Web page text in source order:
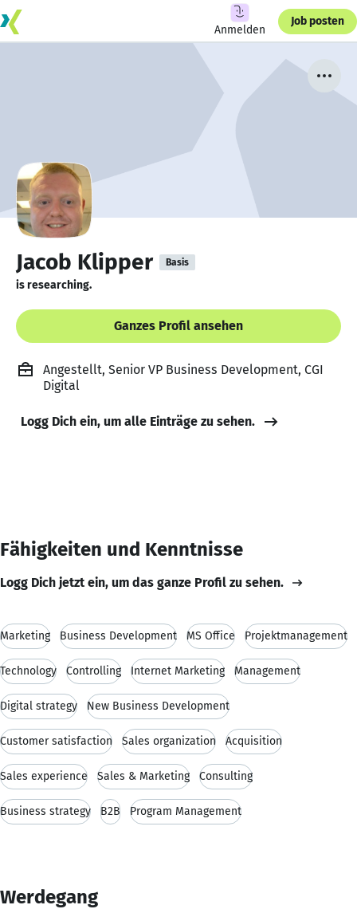
Anmelden
Job posten
Jacob Klipper Basis
is researching.
Ganzes Profil ansehen
Angestellt, Senior VP Business Development, CGI
Digital
Logg Dich ein, um alle Einträge zu sehen.
Fähigkeiten und Kenntnisse
Logg Dich jetzt ein, um das ganze Profil zu sehen.
Marketing Business Development MS Office Projektmanagement
Technology Controlling Internet Marketing Management
Digital strategy New Business Development
Customer satisfaction Sales organization Acquisition
Sales experience Sales & Marketing Consulting
Business strategy B2B Program Management
Werdegang